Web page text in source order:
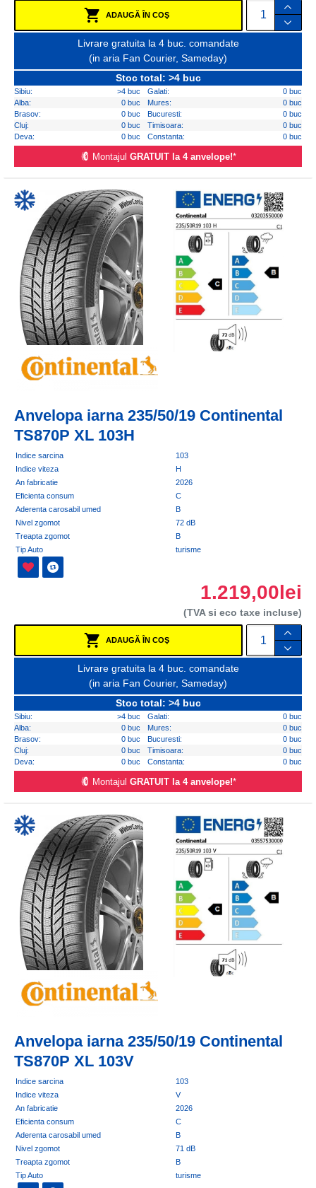
ADAUGĂ ÎN COŞ
Livrare gratuita la 4 buc. comandate
(in aria Fan Courier, Sameday)
Stoc total: >4 buc
Sibiu: >4 buc Galati:
0 buc
Alba:
0 buc Mures:
0 buc
Brasov:
0 buc Bucuresti:
0 buc
Cluj:
0 buc Timisoara:
0 buc
Deva:
0 buc Constanta: 0 buc
Montajul GRATUIT la 4 anvelope!*
Anvelopa iarna 235/50/19 Continental
TS870P XL 103H
Indice sarcina
103
Indice viteza
H
An fabricatie
2026
Eficienta consum
C
Aderenta carosabil umed
B
Nivel zgomot
72 dB
Treapta zgomot
B
Tip Auto
turisme
1.219,00lei
(TVA si eco taxe incluse)
ADAUGĂ ÎN COŞ
Livrare gratuita la 4 buc. comandate
(in aria Fan Courier, Sameday)
Stoc total: >4 buc
Sibiu: >4 buc Galati:
0 buc
Alba:
0 buc Mures:
0 buc
Brasov:
0 buc Bucuresti:
0 buc
Cluj:
0 buc Timisoara:
0 buc
Deva:
0 buc Constanta: 0 buc
Montajul GRATUIT la 4 anvelope!*
Anvelopa iarna 235/50/19 Continental
TS870P XL 103V
Indice sarcina
103
Indice viteza
V
An fabricatie
2026
Eficienta consum
C
Aderenta carosabil umed
B
Nivel zgomot
71 dB
Treapta zgomot
B
Tip Auto
turisme